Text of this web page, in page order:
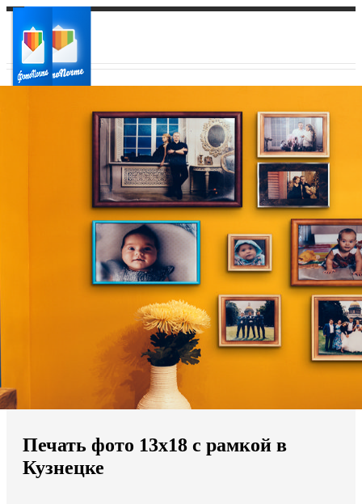
Ваш регион доставки
Выберите из списка:
Мы доставляем по всему миру
Продолжить без города
Печать фото 13х18 с рамкой в
Кузнецке